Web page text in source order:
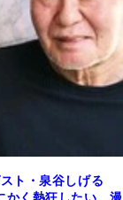
ト・泉谷しげる